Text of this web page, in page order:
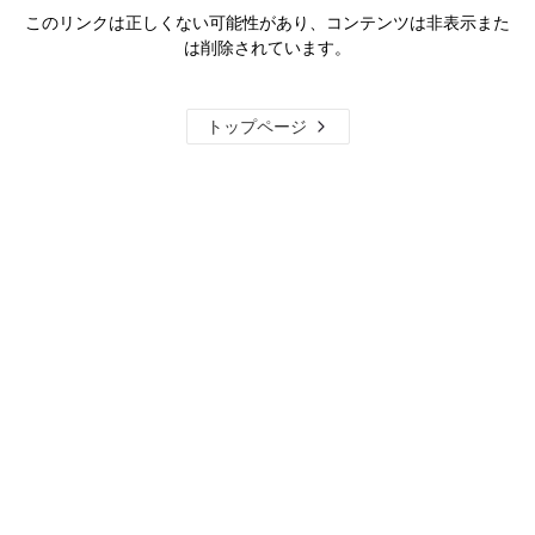
このリンクは正しくない可能性があり、コンテンツは非表示また
は削除されています。
トップページ